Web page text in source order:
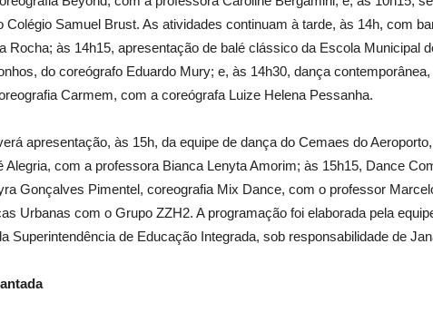
Colégio Samuel Brust. As atividades continuam à tarde, às 14h, com
Rocha; às 14h15, apresentação de balé clássico da Escola Municipal
do coreógrafo Eduardo Mury; e, às 14h30, dança
Carmem, com a coreógrafa Luize Helena Pessanha.
apresentação, às 15h, da equipe de dança do Cemaes do
Alegria, com a professora Bianca Lenyta Amorim; às 15h15, Dance
Gonçalves Pimentel, coreografia Mix Dance, com o professor
Urbanas com o Grupo ZZH2. A programação foi elaborada pela
Superintendência de Educação Integrada, sob responsabilidade de